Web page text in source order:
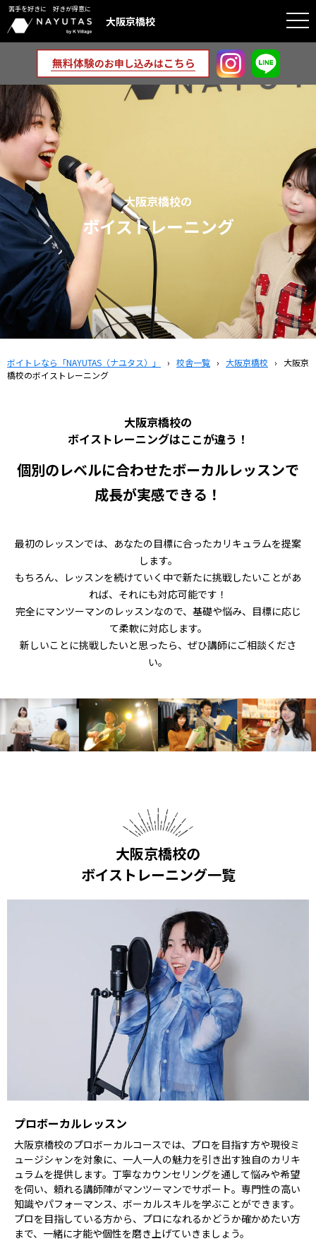
苦手を好きに 好きが得意に
大阪京橋校
大阪京橋校の
ボイストレーニング
ボイトレなら「NAYUTAS（ナユタス）」 › 校舎一覧 › 大阪京橋校 ›
大阪京
橋校のボイストレーニング
大阪京橋校の
ボイストレーニングはここが違う！
個別のレベルに合わせたボーカルレッスンで
成長が実感できる！
最初のレッスンでは、あなたの目標に合ったカリキュラムを提案
します。
もちろん、レッスンを続けていく中で新たに挑戦したいことがあ
れば、それにも対応可能です！
完全にマンツーマンのレッスンなので、基礎や悩み、目標に応じ
て柔軟に対応します。
新しいことに挑戦したいと思ったら、ぜひ講師にご相談くださ
い。
大阪京橋校の
ボイストレーニング一覧
プロボーカルレッスン
大阪京橋校のプロボーカルコースでは、プロを目指す方や現役ミ
ュージシャンを対象に、一人一人の魅力を引き出す独自のカリキ
ュラムを提供します。丁寧なカウンセリングを通して悩みや希望
を伺い、頼れる講師陣がマンツーマンでサポート。専門性の高い
知識やパフォーマンス、ボーカルスキルを学ぶことができます。
プロを目指している方から、プロになれるかどうか確かめたい方
まで、一緒に才能や個性を磨き上げていきましょう。